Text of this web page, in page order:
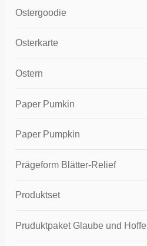
Ostergoodie
Osterkarte
Ostern
Paper Pumkin
Paper Pumpkin
Prägeform Blätter-Relief
Produktset
Pruduktpaket Glaube und Hoffe